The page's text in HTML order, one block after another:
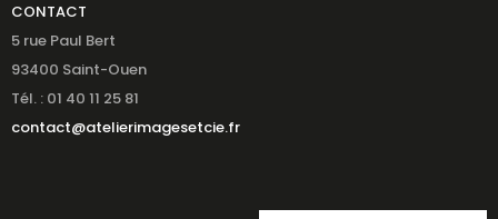
CONTACT
5 rue Paul Bert
93400 Saint-Ouen
Tél. : 01 40 11 25 81
contact@atelierimagesetcie.fr